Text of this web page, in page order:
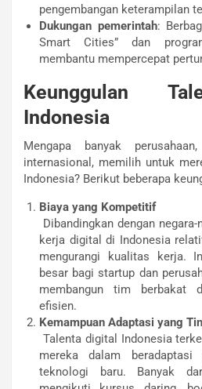
pengembangan keterampilan
Dukungan pemerintah:
Smart Cities” dan
membantu mempercepat
Keunggulan
Indonesia
Mengapa banyak
internasional, memilih untuk
Indonesia? Berikut beberapa
Biaya yang Kompetitif
Dibandingkan dengan
kerja digital di Indonesia
mengurangi kualitas kerja.
besar bagi startup dan
membangun tim berbakat
efisien.
Kemampuan Adaptasi yang
Talenta digital Indonesia
mereka dalam beradaptasi
teknologi baru. Banyak